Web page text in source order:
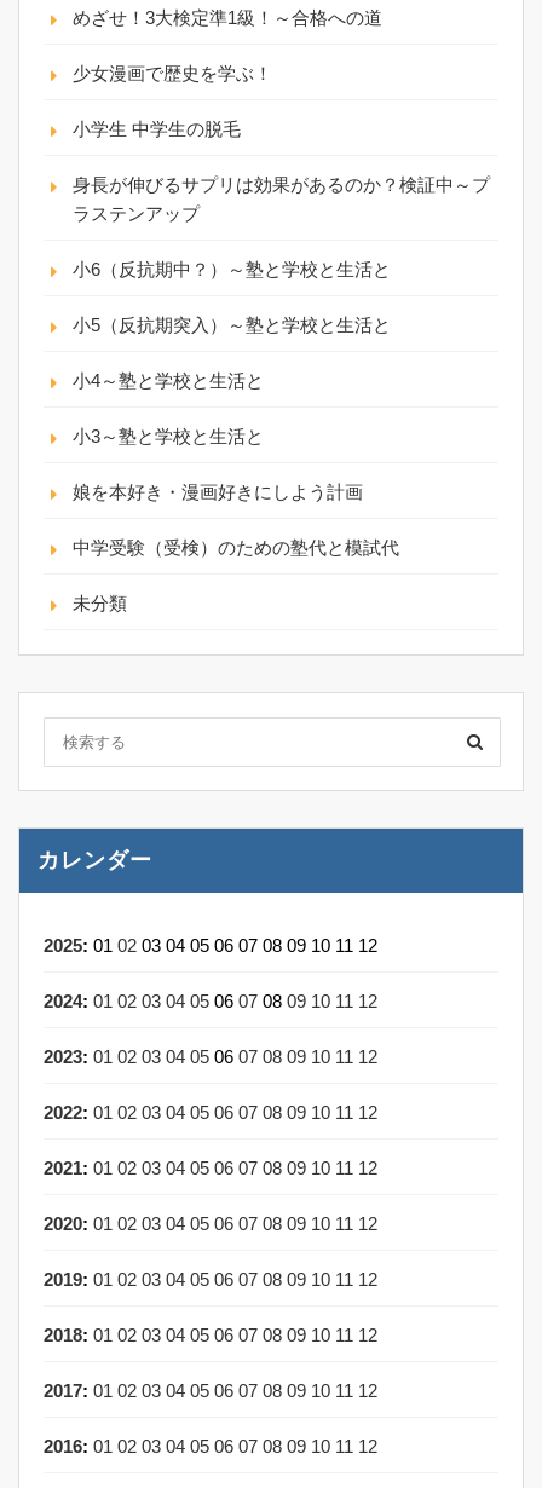
めざせ！3大検定準1級！～合格への道
少女漫画で歴史を学ぶ！
小学生 中学生の脱毛
身長が伸びるサプリは効果があるのか？検証中～プ
ラステンアップ
小6（反抗期中？）～塾と学校と生活と
小5（反抗期突入）～塾と学校と生活と
小4～塾と学校と生活と
小3～塾と学校と生活と
娘を本好き・漫画好きにしよう計画
中学受験（受検）のための塾代と模試代
未分類
カレンダー
2025: 01 02 03 04 05 06 07 08 09 10 11 12
2024: 01 02 03 04 05 06 07 08 09 10 11 12
2023: 01 02 03 04 05 06 07 08 09 10 11 12
2022: 01 02 03 04 05 06 07 08 09 10 11 12
2021: 01 02 03 04 05 06 07 08 09 10 11 12
2020: 01 02 03 04 05 06 07 08 09 10 11 12
2019: 01 02 03 04 05 06 07 08 09 10 11 12
2018: 01 02 03 04 05 06 07 08 09 10 11 12
2017: 01 02 03 04 05 06 07 08 09 10 11 12
2016: 01 02 03 04 05 06 07 08 09 10 11 12